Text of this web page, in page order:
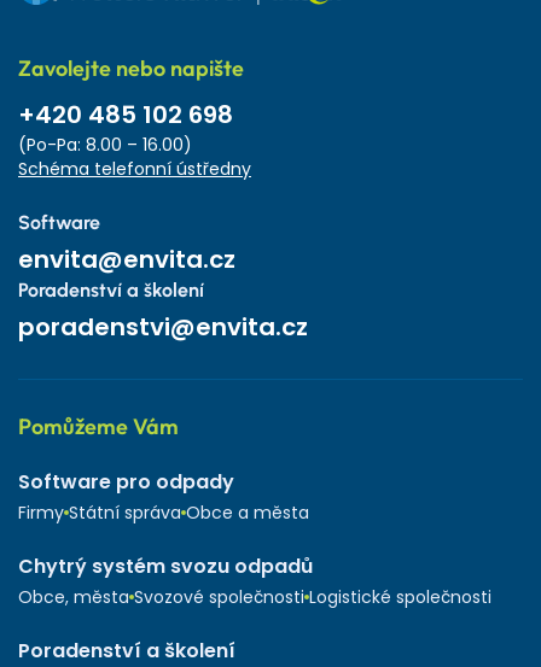
Zavolejte nebo napište
+420 485 102 698
(Po-Pa: 8.00 – 16.00)
Schéma telefonní ústředny
Software
envita@envita.cz
Poradenství a školení
poradenstvi@envita.cz
Pomůžeme Vám
Software pro odpady
Firmy Státní správa Obce a města
Chytrý systém svozu odpadů
Obce, města Svozové společnosti Logistické společnosti
Poradenství a školení